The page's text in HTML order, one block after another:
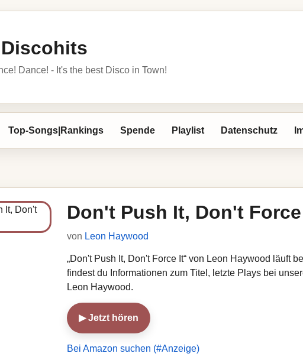
Discohits
Dance! - It's the best Disco in Town!
Top-Songs|Rankings Spende Playlist Datenschutz
Don't Push It, Don't
von Leon Haywood
„Don't Push It, Don't Force It“ von Leon Haywood läuft
findest du Informationen zum Titel, letzte Plays bei
Leon Haywood.
▶ Jetzt hören
Bei Amazon suchen (#Anzeige)